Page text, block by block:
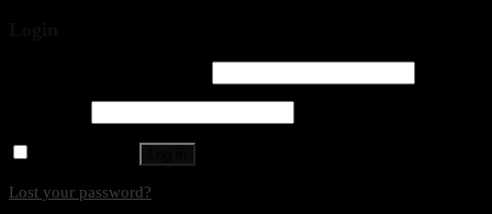
Lost your password?